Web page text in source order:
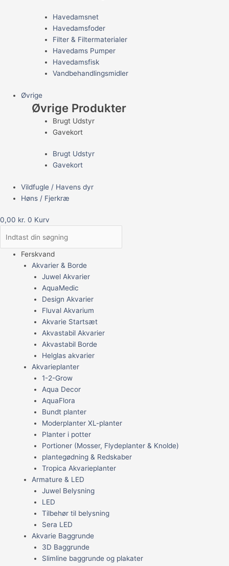
Havedamsnet
Havedamsfoder
Filter & Filtermaterialer
Havedams Pumper
Havedamsfisk
Vandbehandlingsmidler
Øvrige
Øvrige Produkter
Brugt Udstyr
Gavekort
Brugt Udstyr
Gavekort
Vildfugle / Havens dyr
Høns / Fjerkræ
0,00 kr. 0 Kurv
Ferskvand
Akvarier & Borde
Juwel Akvarier
AquaMedic
Design Akvarier
Fluval Akvarium
Akvarie Startsæt
Akvastabil Akvarier
Akvastabil Borde
Helglas akvarier
Akvarieplanter
1-2-Grow
Aqua Decor
AquaFlora
Bundt planter
Moderplanter XL-planter
Planter i potter
Portioner (Mosser, Flydeplanter & Knolde)
plantegødning & Redskaber
Tropica Akvarieplanter
Armature & LED
Juwel Belysning
LED
Tilbehør til belysning
Sera LED
Akvarie Baggrunde
3D Baggrunde
Slimline baggrunde og plakater